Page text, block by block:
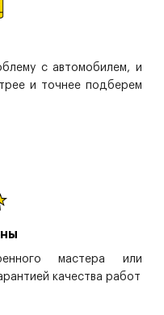
с автомобилем, и
и точнее подберем
мастера или
качества работ